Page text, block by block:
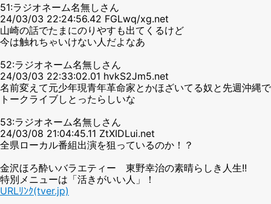
51:ラジオネーム名無しさん
24/03/03 22:24:56.42 FGLwq/xg.net
山崎の話でたまにのりやすも出てくるけど
今は触れちゃいけない人だよなあ
52:ラジオネーム名無しさん
24/03/03 22:33:02.01 hvkS2Jm5.net
名前変えて元少年現青年革命家とかほざいてる奴と先週沖縄で
トークライブしとったらしいな
53:ラジオネーム名無しさん
24/03/08 21:04:45.11 ZtXIDLui.net
全県ローカル番組出演を狙っているのか！？
金沢ほろ酔いバラエティー 東野幸治の素晴らしき人生!!
特別メニューは「活きがいい人」！
URLﾘﾝｸ(tver.jp)